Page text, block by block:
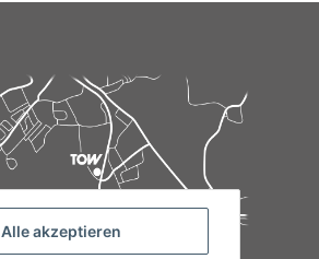
Alle akzeptieren